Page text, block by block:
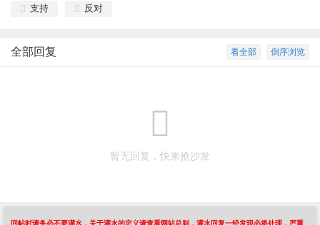
支持 反对
倒序浏览
看全部
全部回复
暂无回复，快来抢沙发
回帖时请务必不要灌水，关于灌水的定义请查看网站总则，灌水回复一经发现必将处理，严重